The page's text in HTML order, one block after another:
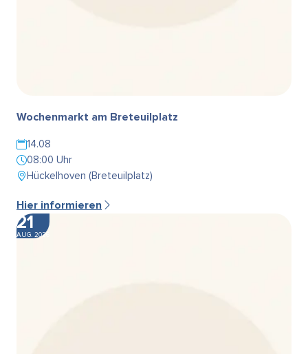
Wochenmarkt am Breteuilplatz
14.08
08:00 Uhr
Hückelhoven (Breteuilplatz)
Hier informieren
21
AUG. 2026